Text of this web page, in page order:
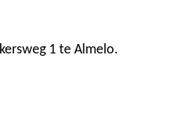
1 te Almelo.